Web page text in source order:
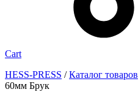
Cart
HESS-PRESS /Каталог товаров
60мм Брук